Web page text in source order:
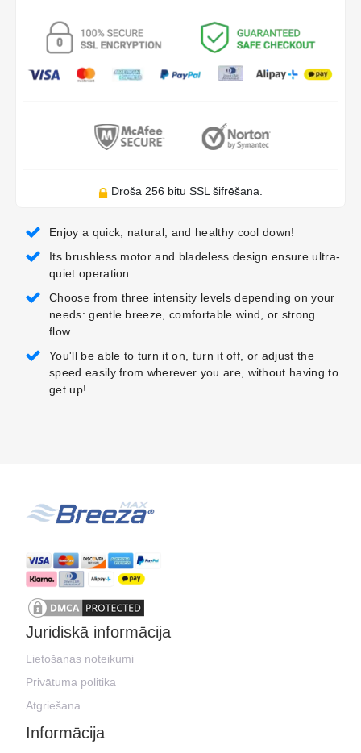
Droša 256 bitu SSL šifrēšana.
Enjoy a quick, natural, and healthy cool down!
Its brushless motor and bladeless design ensure ultra-
quiet operation.
Choose from three intensity levels depending on your
needs: gentle breeze, comfortable wind, or strong
flow.
You'll be able to turn it on, turn it off, or adjust the
speed easily from wherever you are, without having to
get up!
Juridiskā informācija
Lietošanas noteikumi
Privātuma politika
Atgriešana
Informācija